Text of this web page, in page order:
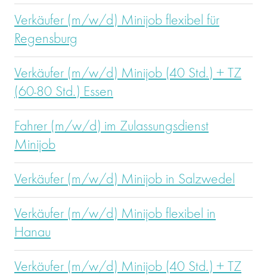
Verkäufer (m/w/d) Minijob flexibel für
Regensburg
Verkäufer (m/w/d) Minijob (40 Std.) + TZ
(60-80 Std.) Essen
Fahrer (m/w/d) im Zulassungsdienst
Minijob
Verkäufer (m/w/d) Minijob in Salzwedel
Verkäufer (m/w/d) Minijob flexibel in
Hanau
Verkäufer (m/w/d) Minijob (40 Std.) + TZ